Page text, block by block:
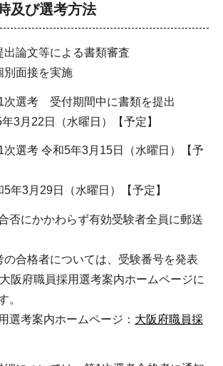
及び選考方法
出論文等による書類審査
別面接を実施
1次選考 受付期間中に書類を提出
3月22日（水曜日）【予定】
次選考 令和5年3月15日（水曜日）【予
3月29日（水曜日）【予定】
否にかかわらず有効受験者全員に郵送
の合格者については、受験番号を発表
阪府職員採用選考案内ホームページに
。
選考案内ホームページ： 大阪府職員採